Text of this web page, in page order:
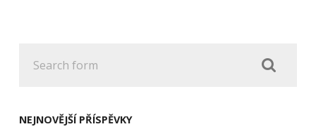
NEJNOVĚJŠÍ PŘÍSPĚVKY